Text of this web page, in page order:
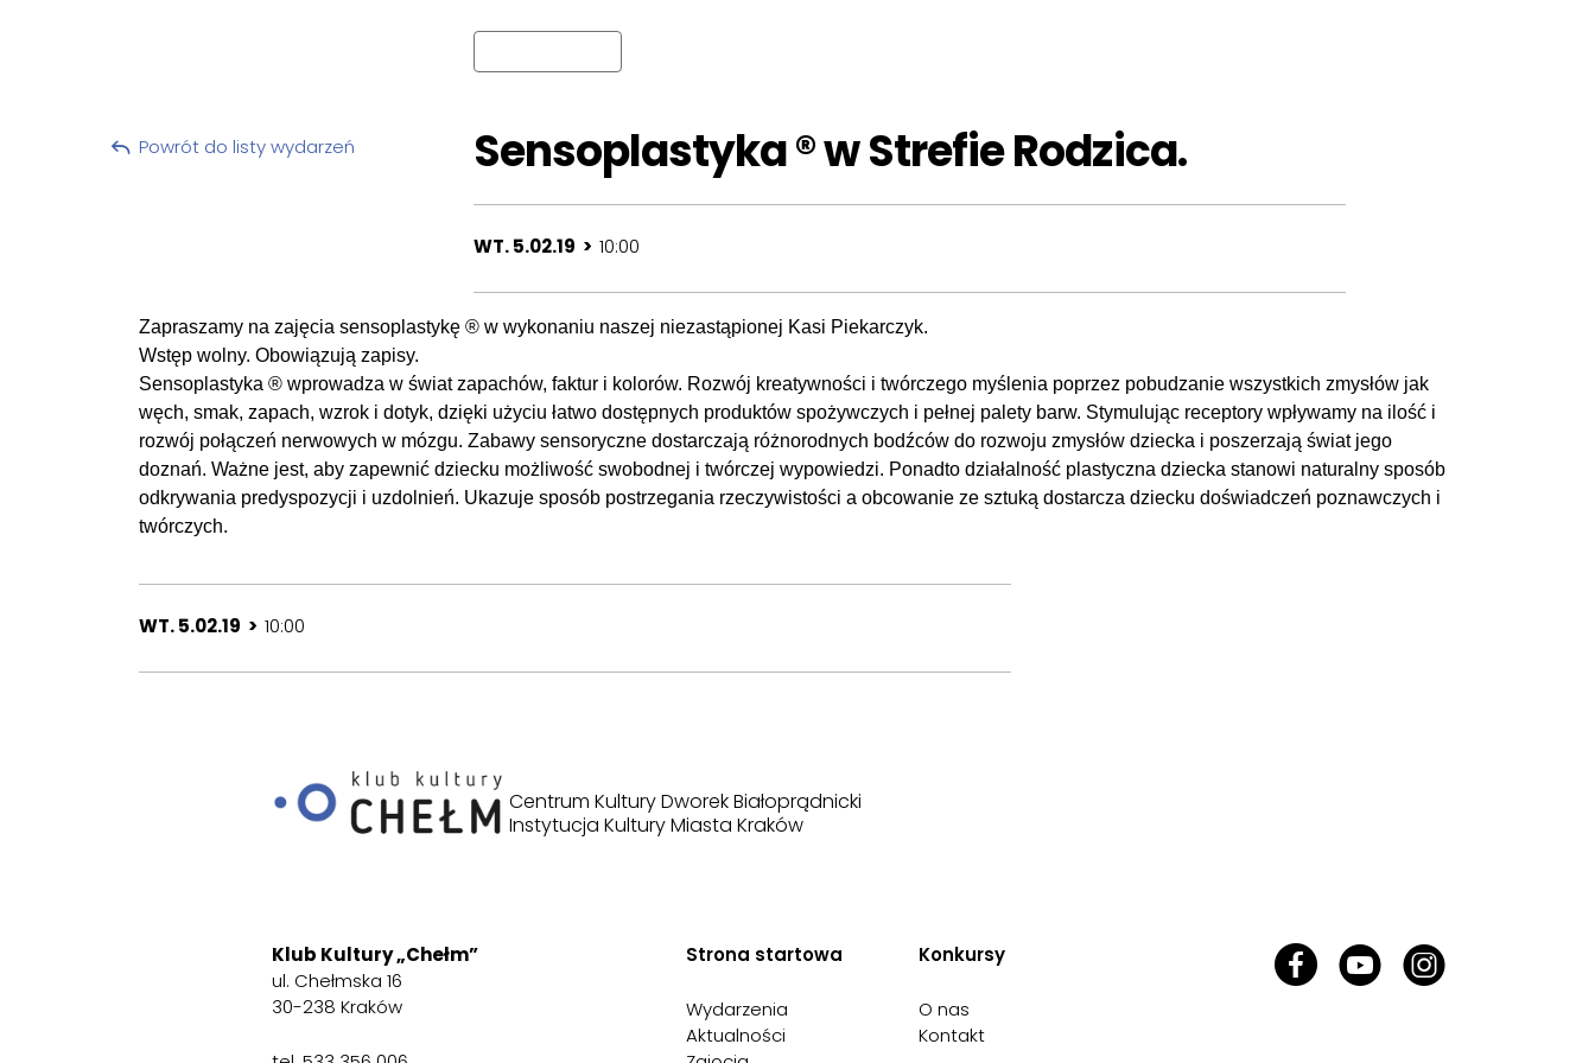
Sensoplastyka ® w Strefie Rodzica.
WT. 5.02.19 > 10:00
Powrót do listy wydarzeń
Zapraszamy na zajęcia sensoplastykę ® w wykonaniu naszej niezastąpionej Kasi Piekarczyk.
Wstęp wolny. Obowiązują zapisy.
Sensoplastyka ® wprowadza w świat zapachów, faktur i kolorów. Rozwój kreatywności i twórczego myślenia poprzez pobudzanie wszystkich zmysłów jak
węch, smak, zapach, wzrok i dotyk, dzięki użyciu łatwo dostępnych produktów spożywczych i pełnej palety barw. Stymulując receptory wpływamy na ilość i
rozwój połączeń nerwowych w mózgu. Zabawy sensoryczne dostarczają różnorodnych bodźców do rozwoju zmysłów dziecka i poszerzają świat jego
doznań. Ważne jest, aby zapewnić dziecku możliwość swobodnej i twórczej wypowiedzi. Ponadto działalność plastyczna dziecka stanowi naturalny sposób
odkrywania predyspozycji i uzdolnień. Ukazuje sposób postrzegania rzeczywistości a obcowanie ze sztuką dostarcza dziecku doświadczeń poznawczych i
twórczych.
WT. 5.02.19 > 10:00
Centrum Kultury Dworek Białoprądnicki
Instytucja Kultury Miasta Kraków
Klub Kultury „Chełm”
ul. Chełmska 16
30-238 Kraków
Strona startowa
Wydarzenia
Aktualności
Konkursy
O nas
Kontakt